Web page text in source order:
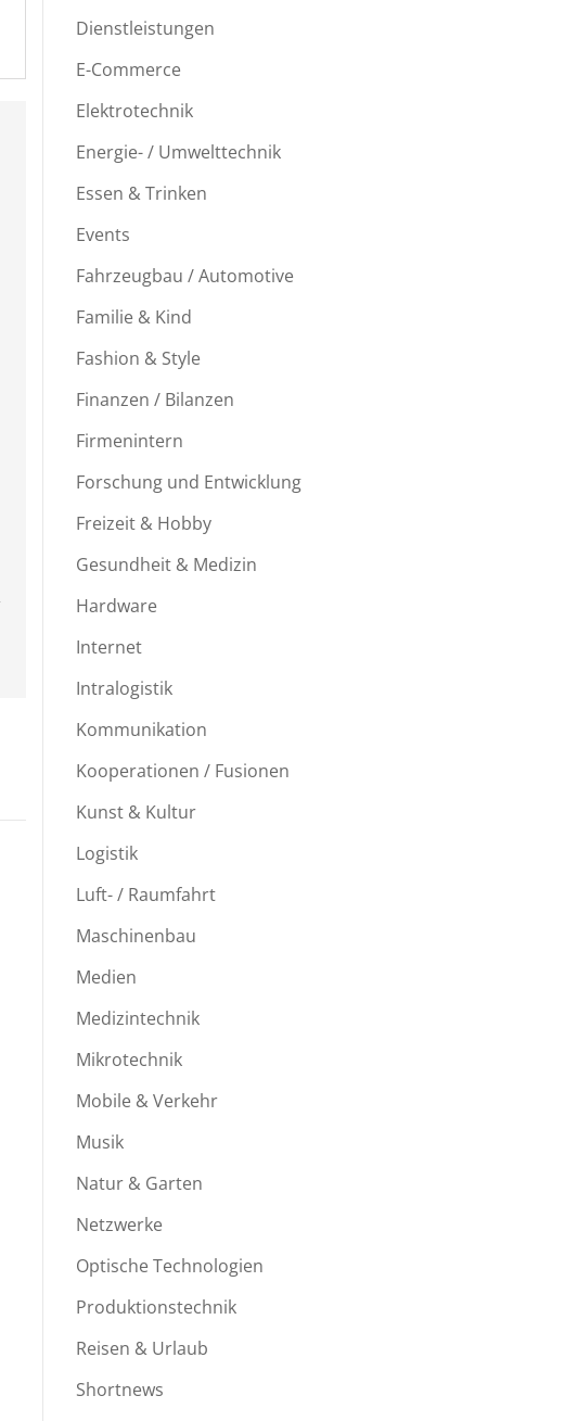
Dienstleistungen
E-Commerce
Elektrotechnik
Energie- / Umwelttechnik
Essen & Trinken
Events
Fahrzeugbau / Automotive
Familie & Kind
Fashion & Style
Finanzen / Bilanzen
Firmenintern
Forschung und Entwicklung
Freizeit & Hobby
Gesundheit & Medizin
Hardware
Internet
Intralogistik
Kommunikation
Kooperationen / Fusionen
Kunst & Kultur
Logistik
Luft- / Raumfahrt
Maschinenbau
Medien
Medizintechnik
Mikrotechnik
Mobile & Verkehr
Musik
Natur & Garten
Netzwerke
Optische Technologien
Produktionstechnik
Reisen & Urlaub
Shortnews